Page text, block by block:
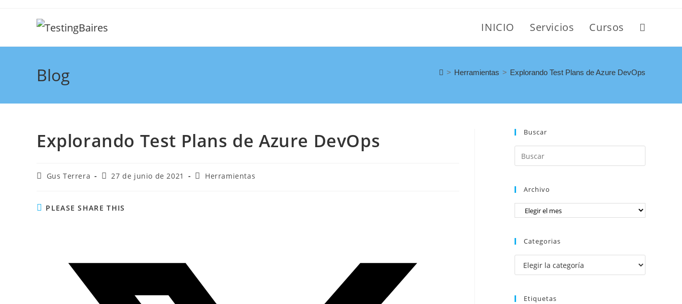
INICIO Servicios Cursos
Blog > Herramientas > Explorando Test Plans de Azure DevOps
Explorando Test Plans de Azure DevOps
Gus Terrera 27 de junio de 2021 Herramientas
PLEASE SHARE THIS
Buscar
Archivo
Categorias
Etiquetas